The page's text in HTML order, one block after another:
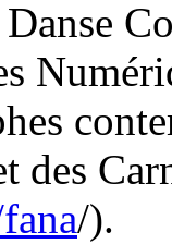
des
/).